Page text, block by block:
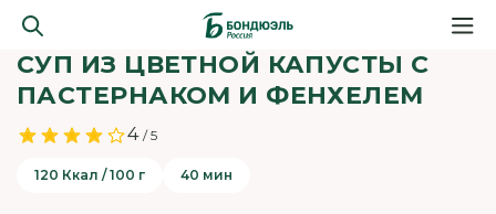
СУП ИЗ ЦВЕТНОЙ КАПУСТЫ С
ПАСТЕРНАКОМ И ФЕНХЕЛЕМ
4 / 5
120 Ккал / 100 г 40 мин